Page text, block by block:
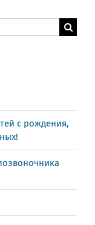
с рождения,